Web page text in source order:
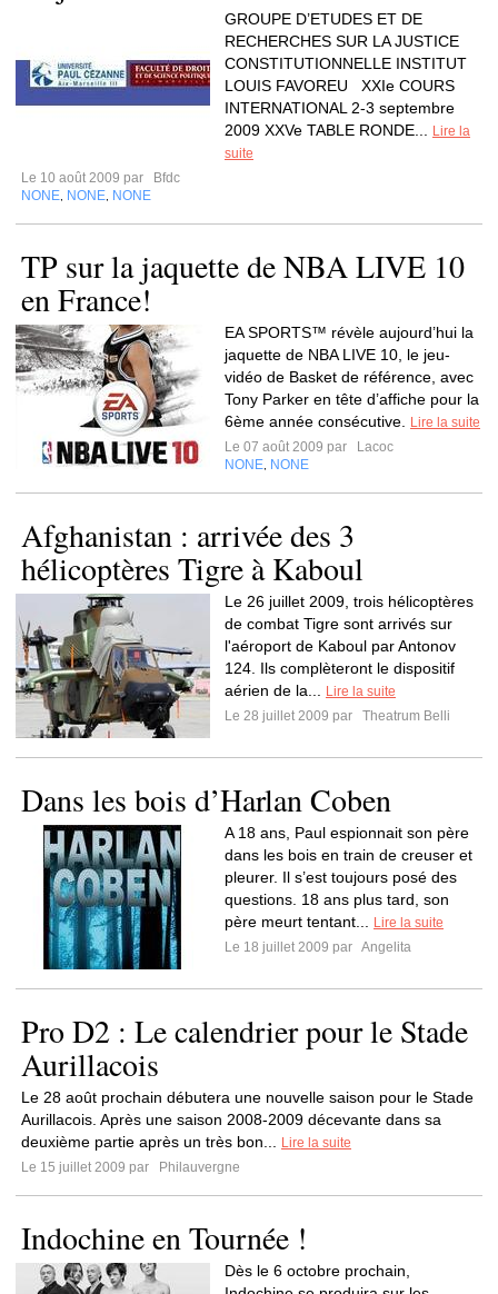
GROUPE D’ETUDES ET DE
RECHERCHES SUR LA JUSTICE
CONSTITUTIONNELLE INSTITUT
LOUIS FAVOREU XXIe COURS
INTERNATIONAL 2-3 septembre
2009 XXVe TABLE RONDE...
Lire la
suite
Le 10 août 2009 par
Bfdc
NONE NONE NONE
TP sur la jaquette de NBA LIVE 10
en France!
EA SPORTS™ révèle aujourd’hui la
jaquette de NBA LIVE 10, le jeu-
vidéo de Basket de référence, avec
Tony Parker en tête d’affiche pour la
6ème année consécutive.
Lire la suite
Le 07 août 2009 par
Lacoc
NONE NONE
Afghanistan : arrivée des 3
hélicoptères Tigre à Kaboul
Le 26 juillet 2009, trois hélicoptères
de combat Tigre sont arrivés sur
l'aéroport de Kaboul par Antonov
124. Ils complèteront le dispositif
aérien de la...
Lire la suite
Le 28 juillet 2009 par
Theatrum Belli
Dans les bois d’Harlan Coben
A 18 ans, Paul espionnait son père
dans les bois en train de creuser et
pleurer. Il s’est toujours posé des
questions. 18 ans plus tard, son
père meurt tentant...
Lire la suite
Le 18 juillet 2009 par Angelita
Pro D2 : Le calendrier pour le Stade
Aurillacois
Le 28 août prochain débutera une nouvelle saison pour le Stade
Aurillacois. Après une saison 2008-2009 décevante dans sa
deuxième partie après un très bon...
Lire la suite
Le 15 juillet 2009 par
Philauvergne
Indochine en Tournée !
Dès le 6 octobre prochain,